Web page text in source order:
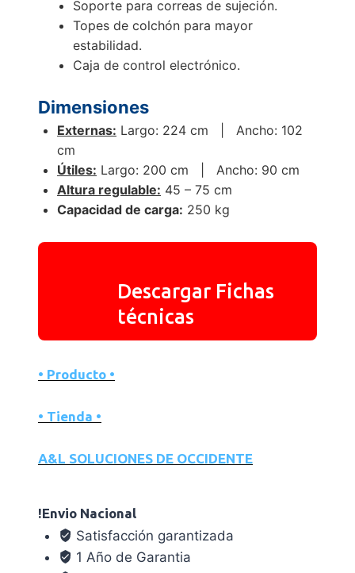
Soporte para correas de sujeción.
Topes de colchón para mayor
estabilidad.
Caja de control electrónico.
Dimensiones
Externas: Largo: 224 cm | Ancho: 102
cm
Útiles: Largo: 200 cm | Ancho: 90 cm
Altura regulable: 45 – 75 cm
Capacidad de carga: 250 kg
Descargar Fichas
técnicas
• Producto •
• Tienda •
A&L SOLUCIONES DE OCCIDENTE
!Envio Nacional
Satisfacción garantizada
1 Año de Garantia